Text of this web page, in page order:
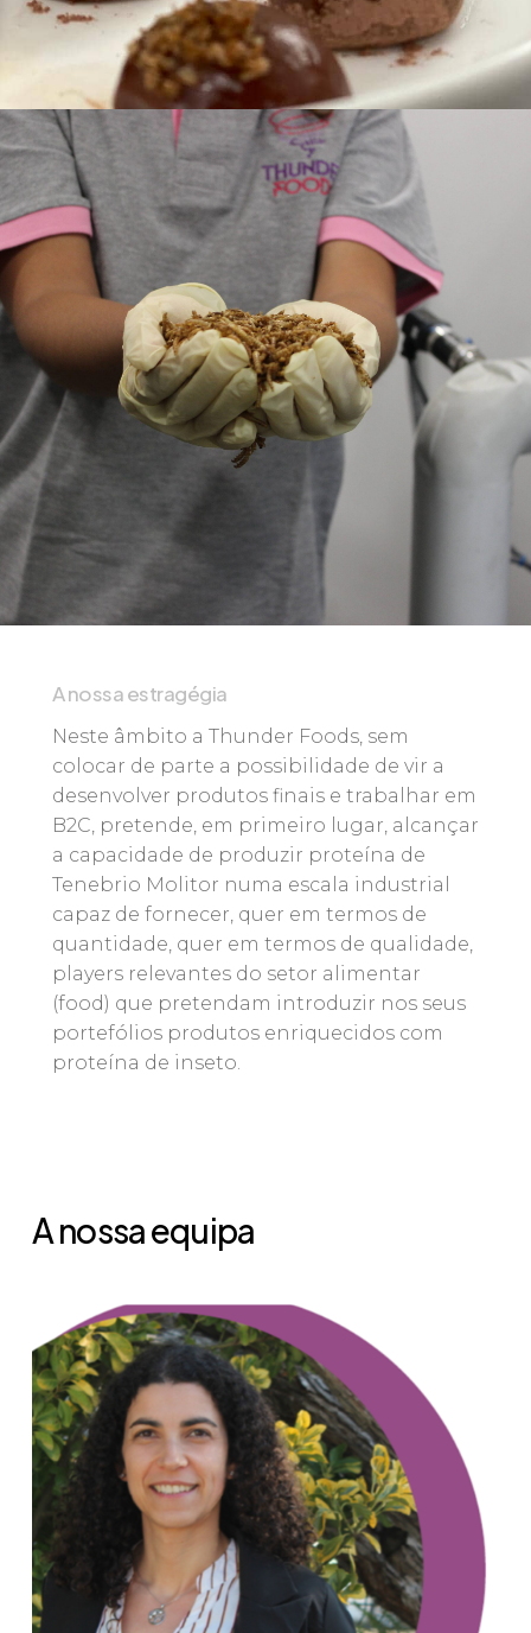
A nossa estragégia
Neste âmbito a Thunder Foods, sem
colocar de parte a possibilidade de vir a
desenvolver produtos finais e trabalhar em
B2C, pretende, em primeiro lugar, alcançar
a capacidade de produzir proteína de
Tenebrio Molitor numa escala industrial
capaz de fornecer, quer em termos de
quantidade, quer em termos de qualidade,
players relevantes do setor alimentar
(food) que pretendam introduzir nos seus
portefólios produtos enriquecidos com
proteína de inseto.
A nossa equipa